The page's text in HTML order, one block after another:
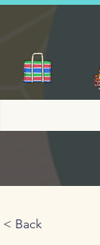
< Back